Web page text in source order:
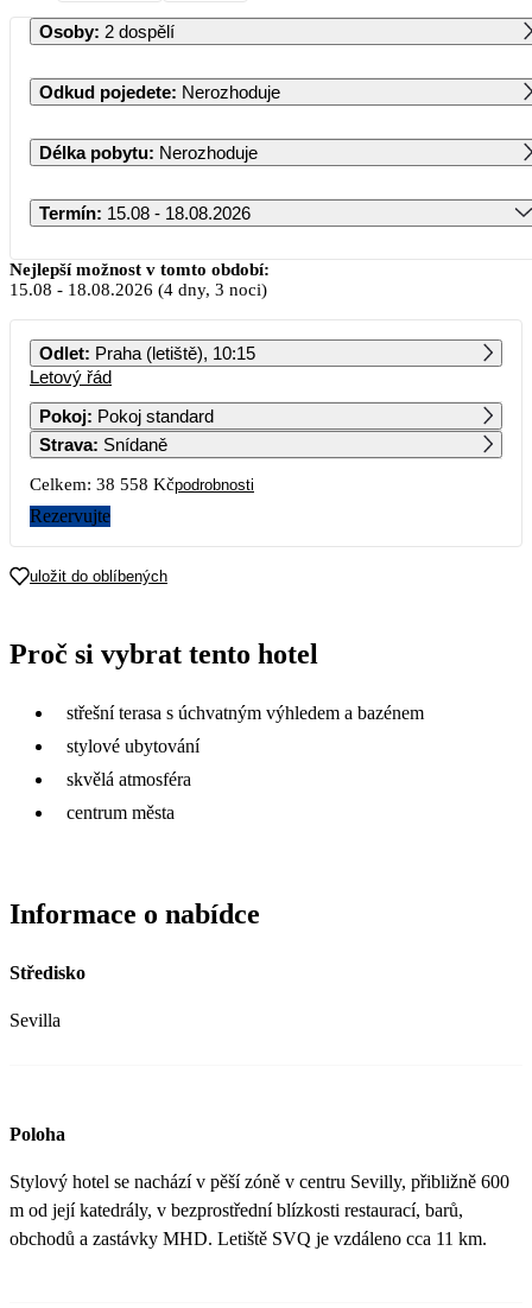
Osoby: 2 dospělí
Odkud pojedete: Nerozhoduje
Délka pobytu: Nerozhoduje
Termín: 15.08 - 18.08.2026
Srpen 2026
PO ÚT ST ČT PÁ SO NE
3
17
Nejlepší možnost v tomto období:
15.08 - 18.08.2026 (4 dny, 3 noci)
Odlet: Praha (letiště), 10:15
Letový řád
Pokoj: Pokoj standard
Strava: Snídaně
Celkem: 38 558 Kčpodrobnosti
Rezervujte
uložit do oblíbených
Proč si vybrat tento hotel
střešní terasa s úchvatným výhledem a bazénem
stylové ubytování
skvělá atmosféra
centrum města
Informace o nabídce
Středisko
Sevilla
Poloha
Stylový hotel se nachází v pěší zóně v centru Sevilly, přibližně 600
m od její katedrály, v bezprostřední blízkosti restaurací, barů,
obchodů a zastávky MHD. Letiště SVQ je vzdáleno cca 11 km.